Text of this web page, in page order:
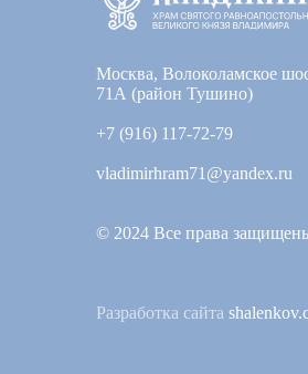
Москва, Волоколамское
71А (район Тушино)
+7 (916) 117-72-79
vladimirhram71@yandex.ru
© 2024 Все права
Разработка сайта